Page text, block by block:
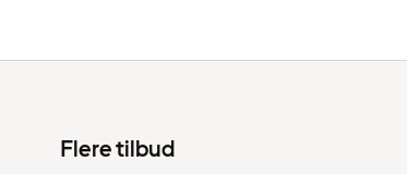
Flere tilbud